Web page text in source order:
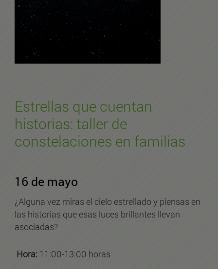
Estrellas que cuentan
historias: taller de
constelaciones en familias
16 de mayo
¿Alguna vez miras el cielo estrellado y piensas en
las historias que esas luces brillantes llevan
asociadas?
Hora: 11:00-13:00 horas